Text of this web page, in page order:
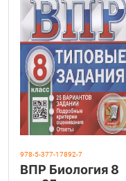
978-5-377-17892-7
ВПР Биология 8